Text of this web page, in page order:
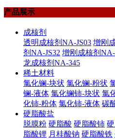
产品展示
成核剂
透明成核剂NA-JS03 增刚
剂NA-JS32 增刚成核剂NA-
龙成核剂NA-345
稀土材料
氯化镧-块状 氯化镧-粉状
镧-液体 氯化镧铈-块状 氯
化铈-粉体 氯化铈-液体 碳
硬脂酸盐
脱膜粉 硬脂酸 硬脂酸铈
脂酸锂 月桂酸钠 硬脂酸铁